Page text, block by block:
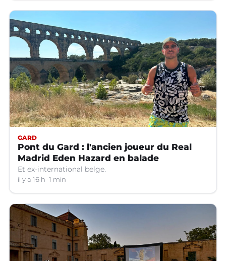
GARD
Pont du Gard : l'ancien joueur du Real
Madrid Eden Hazard en balade
Et ex-international belge.
il y a 16 h 1 min